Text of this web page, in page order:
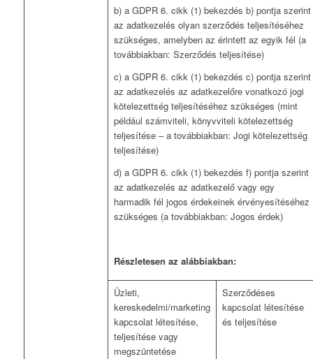
b) a GDPR 6. cikk (1) bekezdés b) pontja szerint
az adatkezelés olyan szerződés teljesítéséhez
szükséges, amelyben az érintett az egyik fél (a
továbbiakban: Szerződés teljesítése)
c) a GDPR 6. cikk (1) bekezdés c) pontja szerint
az adatkezelés az adatkezelőre vonatkozó jogi
kötelezettség teljesítéséhez szükséges (mint
például számviteli, könyvviteli kötelezettség
teljesítése – a továbbiakban: Jogi kötelezettség
teljesítése)
d) a GDPR 6. cikk (1) bekezdés f) pontja szerint
az adatkezelés az adatkezelő vagy egy
harmadik fél jogos érdekeinek érvényesítéséhez
szükséges (a továbbiakban: Jogos érdek)
Részletesen az alábbiakban:
Üzleti,
kereskedelmi/marketing
kapcsolat létesítése,
teljesítése vagy
megszüntetése
Szerződéses
kapcsolat létesítése
és teljesítése